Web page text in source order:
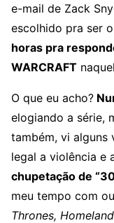
e-mail de Zack
escolhido pra ser
horas pra
WARCRAFT
O que eu acho?
elogiando a série,
também, vi alguns
legal a violência e
chupetação de
meu tempo com
Thrones,